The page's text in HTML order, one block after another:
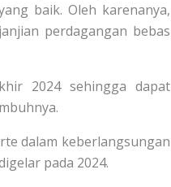
baik. Oleh karenanya,
perdagangan bebas
2024 sehingga dapat
dalam keberlangsungan
pada 2024.